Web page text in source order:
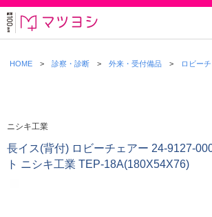
HOME 診察・診断 外来・受付備品 ロビー
ニシキ工業
長イス(背付) ロビーチェアー 24-9127-
ト ニシキ工業 TEP-18A(180X54X76)